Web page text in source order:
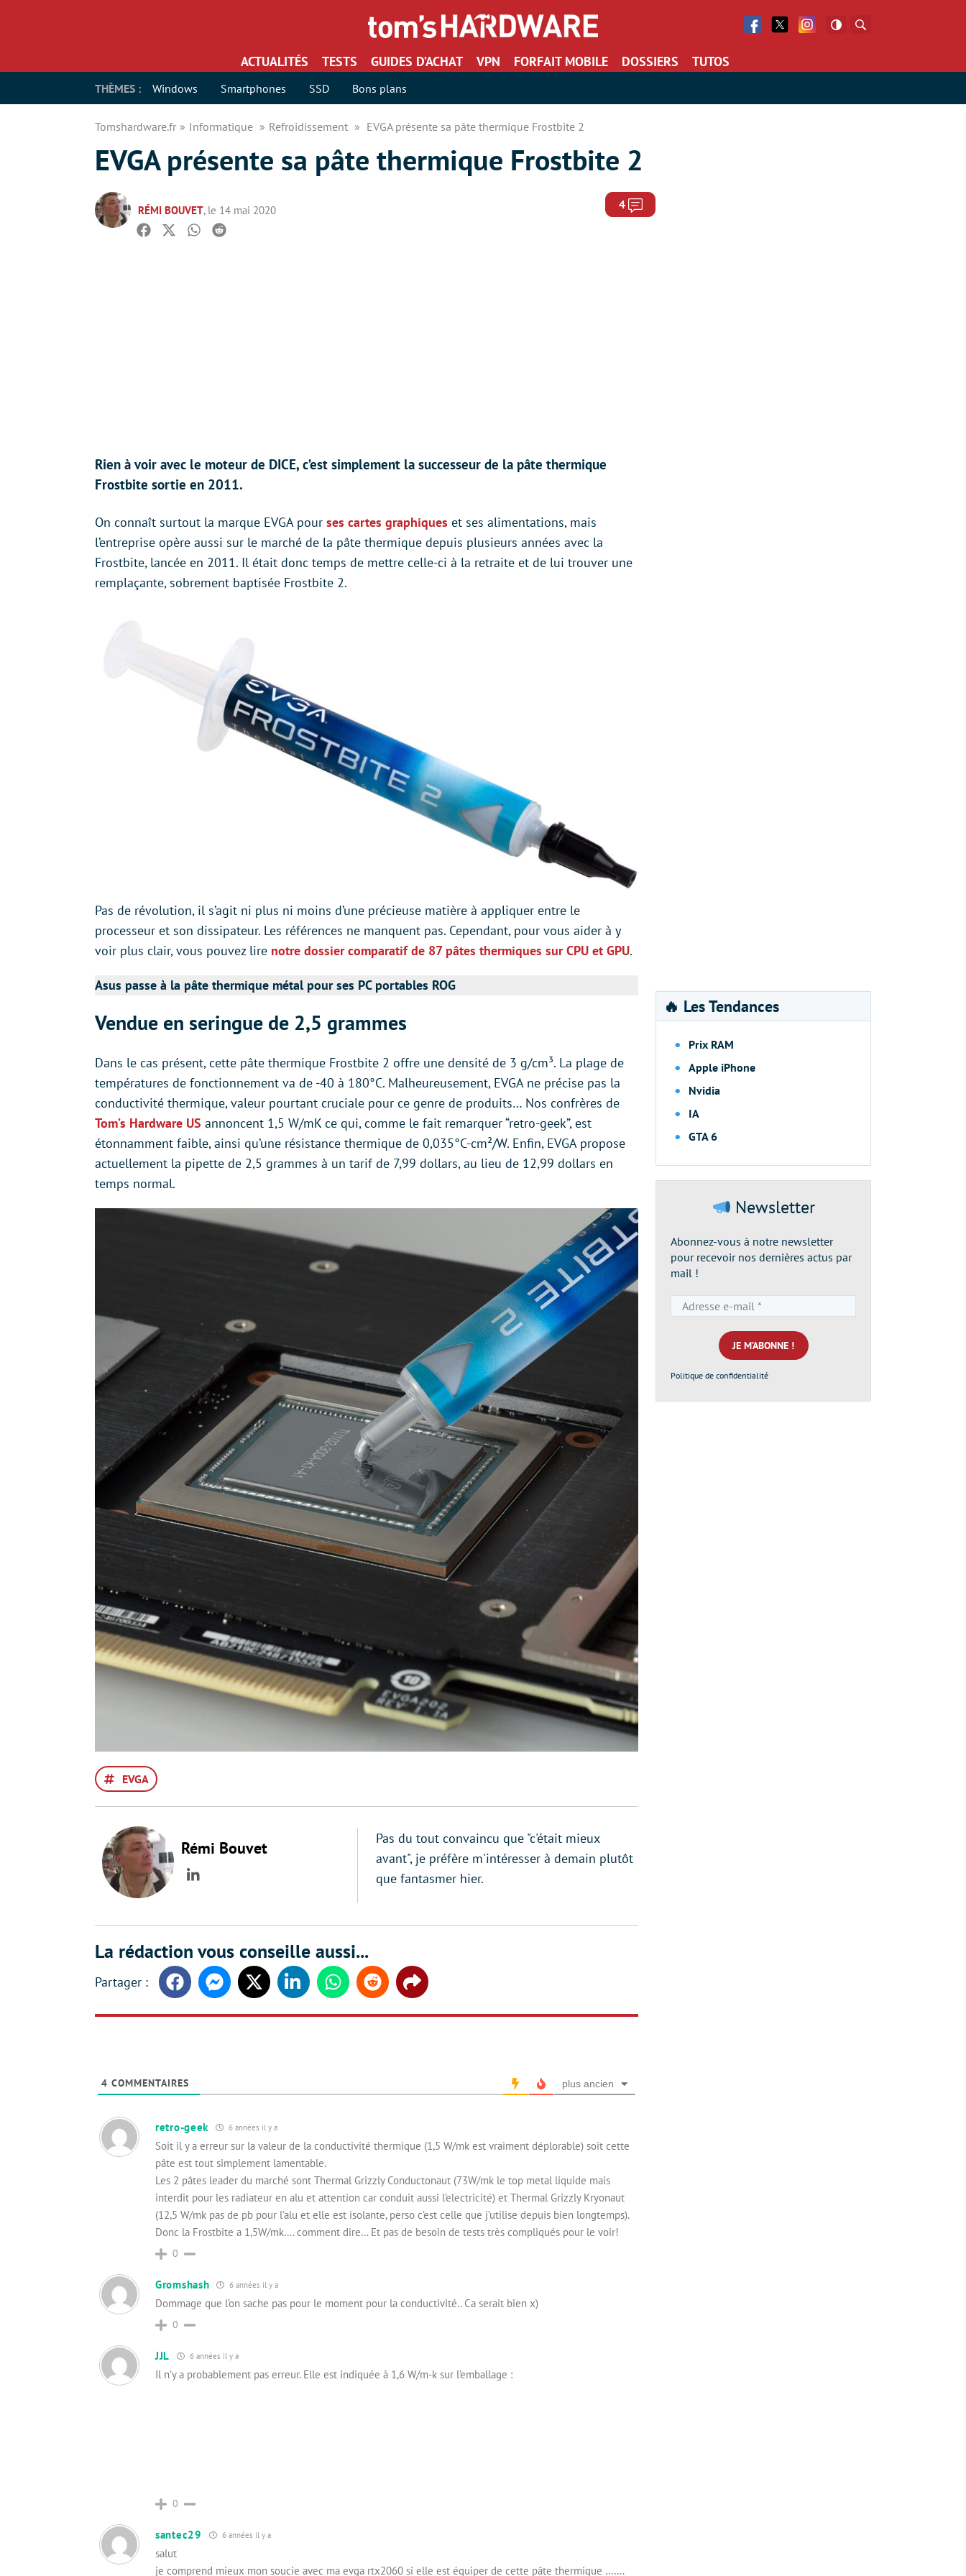
Facebook
Twitter Facebook
ACTUALITÉS TESTS GUIDES D’ACHAT VPN FORFAIT MOBILE DOSSIERS TUTOS
THÈMES : Windows Smartphones SSD Bons plans
Tomshardware.fr Informatique Refroidissement EVGA présente sa pâte thermique Frostbite 2
EVGA présente sa pâte thermique Frostbite 2
RÉMI BOUVET, le 14 mai 2020 4 Commentaires
Facebook
TwitterWhatsapp
Reddit
Rien à voir avec le moteur de DICE, c’est simplement la successeur de la pâte thermique
Frostbite sortie en 2011.
On connaît surtout la marque EVGA pour ses cartes graphiques et ses alimentations, mais
l’entreprise opère aussi sur le marché de la pâte thermique depuis plusieurs années avec la
Frostbite, lancée en 2011. Il était donc temps de mettre celle-ci à la retraite et de lui trouver une
remplaçante, sobrement baptisée Frostbite 2.
Pas de révolution, il s’agit ni plus ni moins d’une précieuse matière à appliquer entre le
processeur et son dissipateur. Les références ne manquent pas. Cependant, pour vous aider à y
voir plus clair, vous pouvez lire notre dossier comparatif de 87 pâtes thermiques sur CPU et GPU.
Asus passe à la pâte thermique métal pour ses PC portables ROG
Vendue en seringue de 2,5 grammes
Dans le cas présent, cette pâte thermique Frostbite 2 offre une densité de 3 g/cm³. La plage de
températures de fonctionnement va de -40 à 180°C. Malheureusement, EVGA ne précise pas la
conductivité thermique, valeur pourtant cruciale pour ce genre de produits… Nos confrères de
Tom’s Hardware US annoncent 1,5 W/mK ce qui, comme le fait remarquer “retro-geek”, est
étonnamment faible, ainsi qu’une résistance thermique de 0,035°C-cm²/W. Enfin, EVGA propose
actuellement la pipette de 2,5 grammes à un tarif de 7,99 dollars, au lieu de 12,99 dollars en
temps normal.
EVGA
Rémi Bouvet
LinkedIn
Pas du tout convaincu que "c'était mieux
avant", je préfère m'intéresser à demain plutôt
que fantasmer hier.
La rédaction vous conseille aussi...
FacebookMessengerTwitter LinkedinWhatsappReddit Share
4 COMMENTAIRES plus ancien
retro-geek 6 années il y a
Soit il y a erreur sur la valeur de la conductivité thermique (1,5 W/mk est vraiment déplorable) soit cette
pâte est tout simplement lamentable.
Les 2 pâtes leader du marché sont Thermal Grizzly Conductonaut (73W/mk le top metal liquide mais
interdit pour les radiateur en alu et attention car conduit aussi l’electricité) et Thermal Grizzly Kryonaut
(12,5 W/mk pas de pb pour l’alu et elle est isolante, perso c’est celle que j’utilise depuis bien longtemps).
Donc la Frostbite a 1,5W/mk…. comment dire… Et pas de besoin de tests très compliqués pour le voir!
0
Gromshash 6 années il y a
Dommage que l’on sache pas pour le moment pour la conductivité.. Ca serait bien x)
0
JJL 6 années il y a
Il n’y a probablement pas erreur. Elle est indiquée à 1,6 W/m-k sur l’emballage :
0
santec29 6 années il y a
salut
je comprend mieux mon soucie avec ma evga rtx2060 si elle est équiper de cette pâte thermique …….
🔥 Les Tendances
Prix RAM
Apple iPhone
Nvidia
IA
GTA 6
Newsletter
Abonnez-vous à notre newsletter
pour recevoir nos dernières actus par
mail !
e-
mail
*
Politique de confidentialité